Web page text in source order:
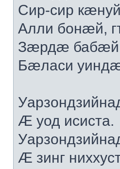
Сир-сир
Алли бонæй,
Зæрдæ
Бæласи
Æ уод исиста.
Æ зинг